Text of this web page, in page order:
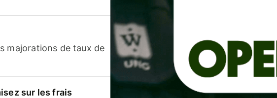
majorations de taux de
sur les frais